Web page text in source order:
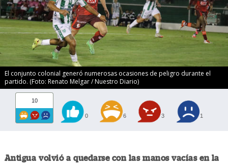
El conjunto colonial generó numerosas ocasiones de peligro durante el
partido. (Foto: Renato Melgar / Nuestro Diario)
10
0 6 3 1
Antigua volvió a quedarse con las manos vacías en la